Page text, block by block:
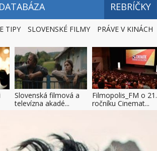
REBRÍČKY
TIPY SLOVENSKÉ FILMY PRÁVE V KINÁCH
Slovenská filmová a
televízna akadé...
Filmopolis_FM o 21.
ročníku Cinemat...